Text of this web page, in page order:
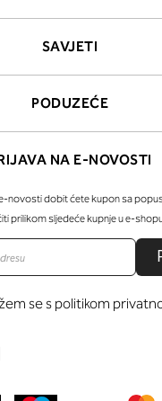
SAVJETI
PODUZEĆE
NA E-NOVOSTI
novosti dobit ćete kupon sa
prilikom sljedeće kupnje u e-
se s politikom